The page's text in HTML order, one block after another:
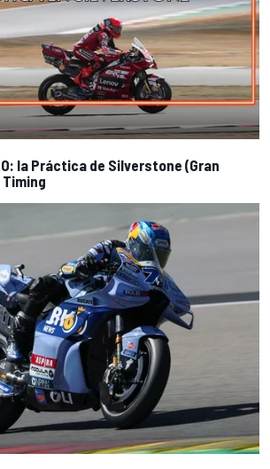
la Práctica de Silverstone (Gran